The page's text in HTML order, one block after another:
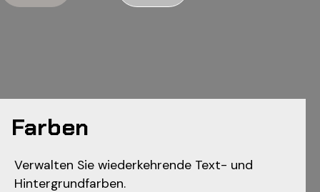
Farben
Verwalten Sie wiederkehrende Text- und
Hintergrundfarben.